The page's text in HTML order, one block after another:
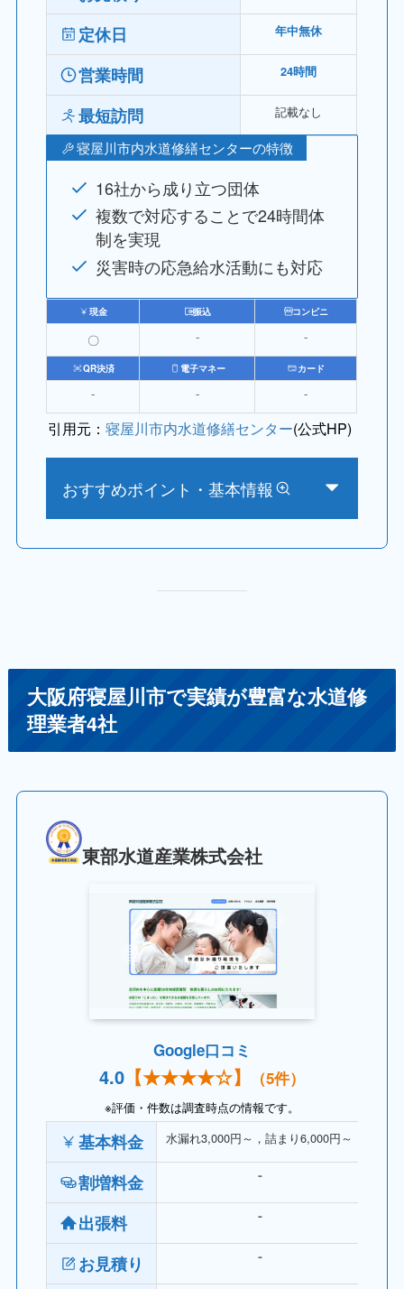
定休日
年中無休
営業時間 24時間
最短訪問 記載なし
寝屋川市内水道修繕センターの特徴
16社から成り立つ団体
複数で対応することで24時間体
制を実現
災害時の応急給水活動にも対応
現金 振込 コンビニ
〇 ⁻ ⁻
QR決済 電子マネー カード
⁻ ⁻ ⁻
引用元：寝屋川市内水道修繕センター(公式HP)
おすすめポイント・基本情報
大阪府寝屋川市で実績が豊富な水道修
理業者4社
東部水道産業株式会社
Google口コミ
4.0 【★★★★☆】 （5件）
※評価・件数は調査時点の情報です。
基本料金 水漏れ3,000円～，詰まり6,000円～
割増料金 ⁻
出張料 ⁻
お見積り ⁻